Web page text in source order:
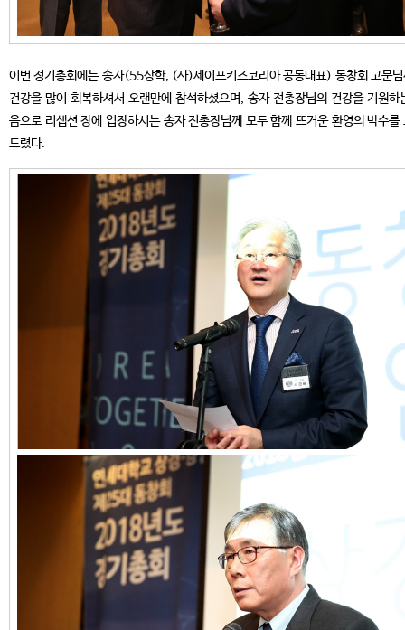
이번 정기총회에는 송자(55상학, (사)세이프키즈코리아 공동대표) 동창회 고문
건강을 많이 회복하셔서 오랜만에 참석하셨으며, 송자 전총장님의 건강을 기원하
음으로 리셉션 장에 입장하시는 송자 전총장님께 모두 함께 뜨거운 환영의 박수를
드렸다.